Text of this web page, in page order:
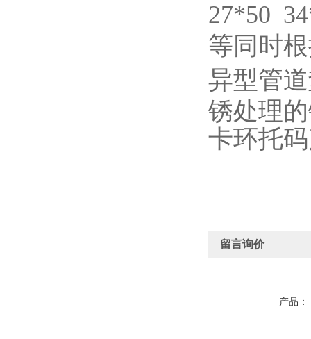
27*50
等同时
异型管
锈处理
卡环托
留言询价
产品：